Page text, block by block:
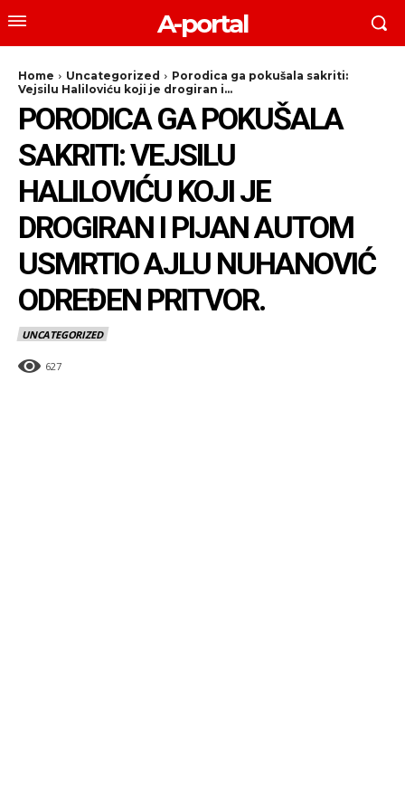
A-portal
Home Uncategorized
Porodica ga pokušala sakriti:
Vejsilu Haliloviću koji je drogiran i...
PORODICA GA POKUŠALA
SAKRITI: VEJSILU
HALILOVIĆU KOJI JE
DROGIRAN I PIJAN AUTOM
USMRTIO AJLU NUHANOVIĆ
ODREĐEN PRITVOR.
UNCATEGORIZED
627